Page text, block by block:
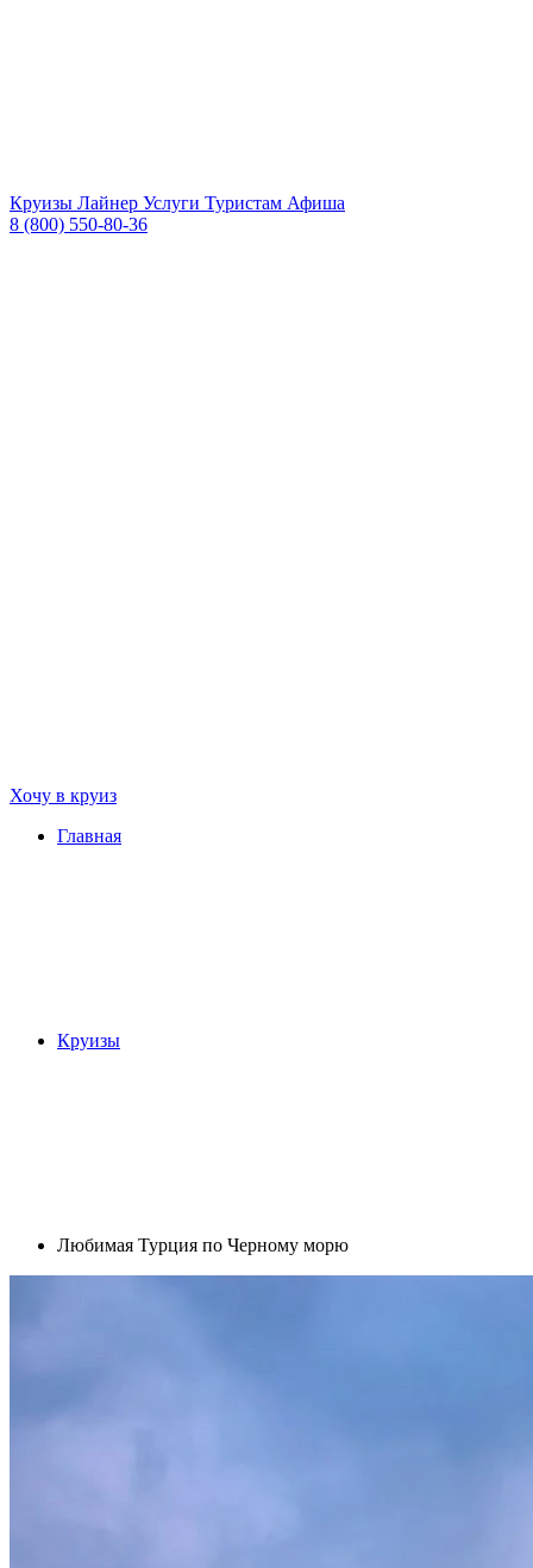
Круизы Лайнер Услуги Туристам Афиша
8 (800) 550-80-36
Хочу в круиз
Главная
Круизы
Любимая Турция по Черному морю